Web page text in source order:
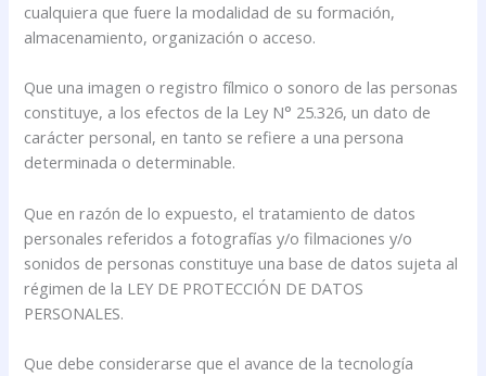
cualquiera que fuere la modalidad de su formación,
almacenamiento, organización o acceso.
Que una imagen o registro fílmico o sonoro de las personas
constituye, a los efectos de la Ley N° 25.326, un dato de
carácter personal, en tanto se refiere a una persona
determinada o determinable.
Que en razón de lo expuesto, el tratamiento de datos
personales referidos a fotografías y/o filmaciones y/o
sonidos de personas constituye una base de datos sujeta al
régimen de la LEY DE PROTECCIÓN DE DATOS
PERSONALES.
Que debe considerarse que el avance de la tecnología